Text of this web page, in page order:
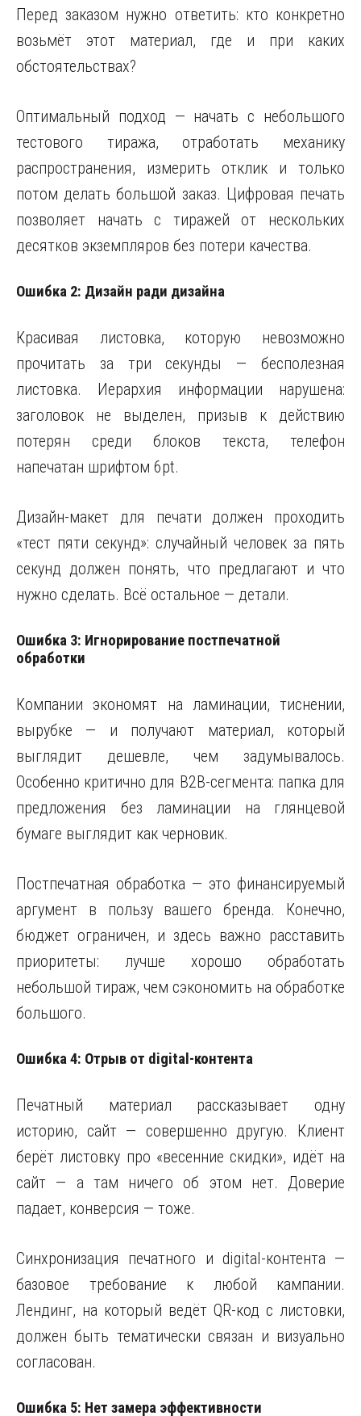
Перед заказом нужно ответить: кто конкретно
возьмёт этот материал, где и при каких
обстоятельствах?
Оптимальный подход — начать с небольшого
тестового тиража, отработать механику
распространения, измерить отклик и только
потом делать большой заказ. Цифровая печать
позволяет начать с тиражей от нескольких
десятков экземпляров без потери качества.
Ошибка 2: Дизайн ради дизайна
Красивая листовка, которую невозможно
прочитать за три секунды — бесполезная
листовка. Иерархия информации нарушена:
заголовок не выделен, призыв к действию
потерян среди блоков текста, телефон
напечатан шрифтом 6pt.
Дизайн-макет для печати должен проходить
«тест пяти секунд»: случайный человек за пять
секунд должен понять, что предлагают и что
нужно сделать. Всё остальное — детали.
Ошибка 3: Игнорирование постпечатной
обработки
Компании экономят на ламинации, тиснении,
вырубке — и получают материал, который
выглядит дешевле, чем задумывалось.
Особенно критично для B2B-сегмента: папка для
предложения без ламинации на глянцевой
бумаге выглядит как черновик.
Постпечатная обработка — это финансируемый
аргумент в пользу вашего бренда. Конечно,
бюджет ограничен, и здесь важно расставить
приоритеты: лучше хорошо обработать
небольшой тираж, чем сэкономить на обработке
большого.
Ошибка 4: Отрыв от digital-контента
Печатный материал рассказывает одну
историю, сайт — совершенно другую. Клиент
берёт листовку про «весенние скидки», идёт на
сайт — а там ничего об этом нет. Доверие
падает, конверсия — тоже.
Синхронизация печатного и digital-контента —
базовое требование к любой кампании.
Лендинг, на который ведёт QR-код с листовки,
должен быть тематически связан и визуально
согласован.
Ошибка 5: Нет замера эффективности